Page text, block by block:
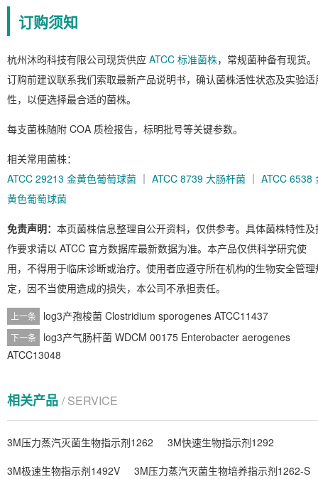
订购须知
杭州沐昀科技有限公司现货供应 ATCC 标准菌株，常规菌种备有现货。
订购前建议联系我们索取最新产品说明书，确认菌株活性状态及实验适
性，以便选择最合适的菌株。
每支菌株随附 COA 质检报告，标明批号等关键参数。
相关常用菌株：
ATCC 29213 金黄色葡萄球菌 ｜ ATCC 8739 大肠杆菌 ｜ ATCC 6538
黄色葡萄球菌
免责声明： 本页菌株信息整理自公开资料，仅供参考。具体菌株特性及
作要求请以 ATCC 官方数据库最新数据为准。本产品仅供科学研究使
用，不得用于临床诊断或治疗。使用者应遵守所在机构的生物安全管理
定，因不当使用造成的损失，本公司不承担责任。
上一条 log3产孢梭菌 Clostridium sporogenes ATCC11437
下一条
log3产气肠杆菌 WDCM 00175 Enterobacter aerogenes
ATCC13048
相关产品 / SERVICE
3M压力蒸汽灭菌生物指示剂1262
3M快速生物指示剂1292
3M极速生物指示剂1492V
3M压力蒸汽灭菌生物培养指示剂1262-S